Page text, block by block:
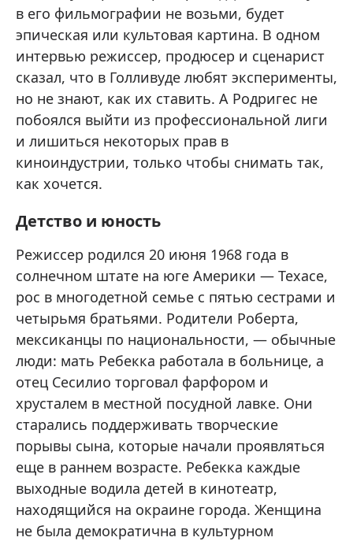
в его фильмографии не возьми, будет
эпическая или культовая картина. В одном
интервью режиссер, продюсер и сценарист
сказал, что в Голливуде любят эксперименты,
но не знают, как их ставить. А Родригес не
побоялся выйти из профессиональной лиги
и лишиться некоторых прав в
киноиндустрии, только чтобы снимать так,
как хочется.
Детство и юность
Режиссер родился 20 июня 1968 года в
солнечном штате на юге Америки — Техасе,
рос в многодетной семье с пятью сестрами и
четырьмя братьями. Родители Роберта,
мексиканцы по национальности, — обычные
люди: мать Ребекка работала в больнице, а
отец Сесилио торговал фарфором и
хрусталем в местной посудной лавке. Они
старались поддерживать творческие
порывы сына, которые начали проявляться
еще в раннем возрасте. Ребекка каждые
выходные водила детей в кинотеатр,
находящийся на окраине города. Женщина
не была демократична в культурном